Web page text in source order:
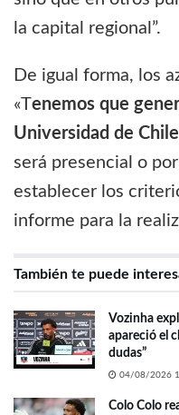
la capital regional”.
De igual forma, los
«Tenemos que
Universidad de
será presencial o
establecer los
informe para la
También te puede
Vozinha
apareció el
dudas”
04/08/2026
Colo Colo